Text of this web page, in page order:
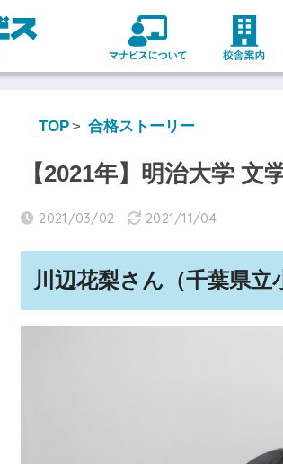
TOP 合格ストーリー
【2021年】明治大学 文
2021/03/02 2021/11/04
川辺花梨さん（千葉県